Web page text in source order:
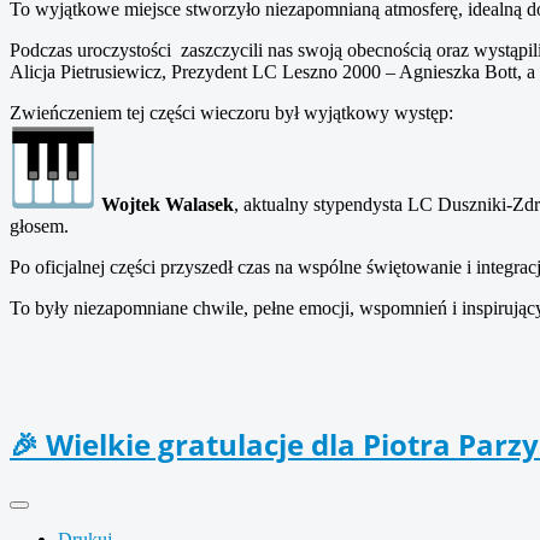
To wyjątkowe miejsce stworzyło niezapomnianą atmosferę, idealną
Podczas uroczystości zaszczycili nas swoją obecnością oraz
Alicja Pietrusiewicz, Prezydent LC Leszno 2000 – Agnieszka Bott,
Zwieńczeniem tej części wieczoru był wyjątkowy występ:
Wojtek Walasek, aktualny stypendysta LC Duszniki-
głosem.
Po oficjalnej części przyszedł czas na wspólne świętowanie i
To były niezapomniane chwile, pełne emocji, wspomnień i
🎉 Wielkie gratulacje dla Piotra